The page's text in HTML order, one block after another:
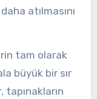
atılmasını
tam olarak
büyük bir sır
tapınakların